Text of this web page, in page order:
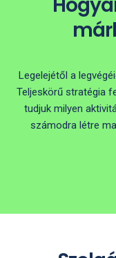
Legelejétől a
Teljeskörű stratégia
tudjuk milyen
számodra létre